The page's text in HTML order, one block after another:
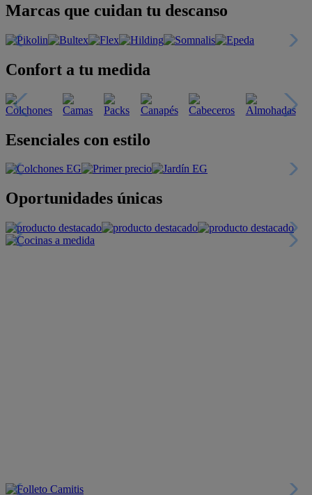
Marcas que cuidan tu descanso
Confort a tu medida
Esenciales con estilo
Oportunidades únicas